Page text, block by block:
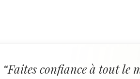
“Faites confiance à tout le